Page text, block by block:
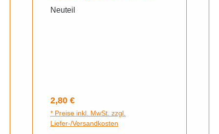
Neuteil
Regulärer Preis:
2,80 €
* Preise inkl. MwSt. zzgl.
Liefer-/Versandkosten